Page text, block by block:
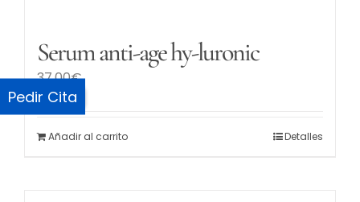
Serum anti-age hy-luronic
37.00€
Añadir al carrito Detalles
Pedir Cita